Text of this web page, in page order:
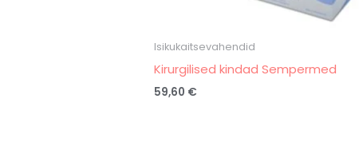
Isikukaitsevahendid
Kirurgilised kindad Sempermed
59,60 €